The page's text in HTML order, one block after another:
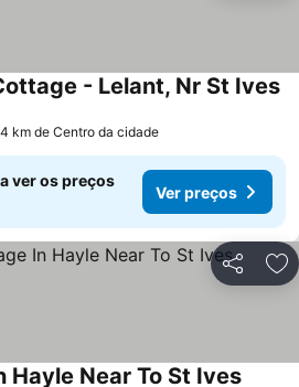
- Lelant, Nr St Ives
km de Centro da cidade
ver os preços
Ver preços
Partilhar
Hayle Near To St Ives